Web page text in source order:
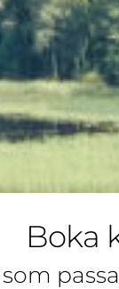
Boka